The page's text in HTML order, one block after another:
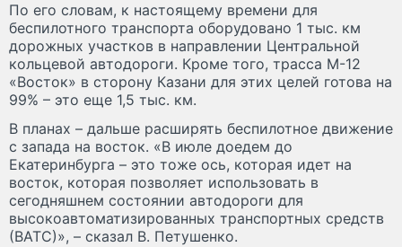
По его словам, к настоящему времени для
беспилотного транспорта оборудовано 1 тыс. км
дорожных участков в направлении Центральной
кольцевой автодороги. Кроме того, трасса М-12
«Восток» в сторону Казани для этих целей готова на
99% – это еще 1,5 тыс. км.
В планах – дальше расширять беспилотное движение
с запада на восток. «В июле доедем до
Екатеринбурга – это тоже ось, которая идет на
восток, которая позволяет использовать в
сегодняшнем состоянии автодороги для
высокоавтоматизированных транспортных средств
(ВАТС)», – сказал В. Петушенко.